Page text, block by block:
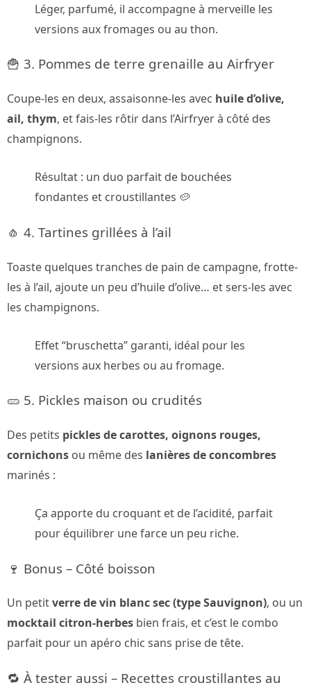
Léger, parfumé, il accompagne à merveille les
versions aux fromages ou au thon.
🍟 3. Pommes de terre grenaille au Airfryer
Coupe-les en deux, assaisonne-les avec huile d’olive,
ail, thym, et fais-les rôtir dans l’Airfryer à côté des
champignons.
Résultat : un duo parfait de bouchées
fondantes et croustillantes 🥔
🧄 4. Tartines grillées à l’ail
Toaste quelques tranches de pain de campagne, frotte-
les à l’ail, ajoute un peu d’huile d’olive… et sers-les avec
les champignons.
Effet “bruschetta” garanti, idéal pour les
versions aux herbes ou au fromage.
🥒 5. Pickles maison ou crudités
Des petits pickles de carottes, oignons rouges,
cornichons ou même des lanières de concombres
marinés :
Ça apporte du croquant et de l’acidité, parfait
pour équilibrer une farce un peu riche.
🍷 Bonus – Côté boisson
Un petitverre de vin blanc sec (type Sauvignon), ou un
mocktail citron-herbes bien frais, et c’est le combo
parfait pour un apéro chic sans prise de tête.
🔁 À tester aussi – Recettes croustillantes au